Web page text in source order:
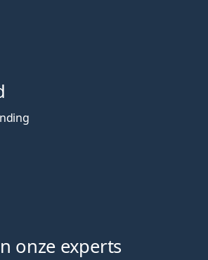
onze experts